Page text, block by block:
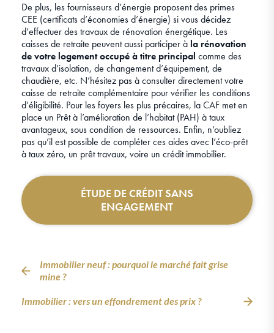
De plus, les fournisseurs d’énergie proposent des primes
CEE (certificats d’économies d’énergie) si vous décidez
d’effectuer des travaux de rénovation énergétique. Les
caisses de retraite peuvent aussi participer à la rénovation
de votre logement occupé à titre principal comme des
travaux d’isolation, de changement d’équipement, de
chaudière, etc. N’hésitez pas à consulter directement votre
caisse de retraite complémentaire pour vérifier les conditions
d’éligibilité. Pour les foyers les plus précaires, la CAF met en
place un Prêt à l’amélioration de l’habitat (PAH) à taux
avantageux, sous condition de ressources. Enfin, n’oubliez
pas qu’il est possible de compléter ces aides avec l’éco-prêt
à taux zéro, un prêt travaux, voire un crédit immobilier.
ÉTUDE DE CRÉDIT SANS
ENGAGEMENT
Immobilier neuf : pourquoi le marché fait grise
mine ?
Immobilier : vers un effondrement des prix ?